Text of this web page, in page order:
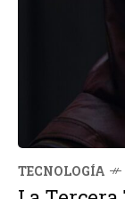
TECNOLOGÍA